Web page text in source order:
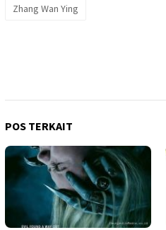
Zhang Wan Ying
POS TERKAIT